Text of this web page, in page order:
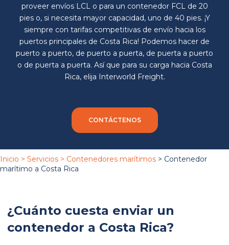
proveer envíos LCL o para un contenedor FCL de 20
pies o, si necesita mayor capacidad, uno de 40 pies. ¡Y
siempre con tarifas competitivas de envío hacia los
puertos principales de Costa Rica! Podemos hacer de
puerto a puerto, de puerto a puerta, de puerta a puerto
o de puerta a puerta. Así que para su carga hacia Costa
Rica, elija Interworld Freight.
CONTÁCTENOS
Inicio > Servicios > Contenedores marítimos > Contenedor
marítimo a Costa Rica
¿Cuánto cuesta enviar un
contenedor a Costa Rica?